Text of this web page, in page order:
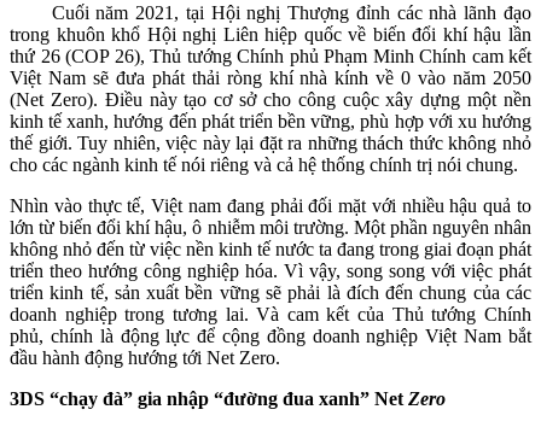
Cuối năm 2021, tại Hội nghị Thượng đỉnh các nhà lãnh đạo
trong khuôn khổ Hội nghị Liên hiệp quốc về biến đổi khí hậu lần
thứ 26 (COP 26), Thủ tướng Chính phủ Phạm Minh Chính cam kết
Việt Nam sẽ đưa phát thải ròng khí nhà kính về 0 vào năm 2050
(Net Zero). Điều này tạo cơ sở cho công cuộc xây dựng một nền
kinh tế xanh, hướng đến phát triển bền vững, phù hợp với xu hướng
thế giới. Tuy nhiên, việc này lại đặt ra những thách thức không nhỏ
cho các ngành kinh tế nói riêng và cả hệ thống chính trị nói chung.
Nhìn vào thực tế, Việt nam đang phải đối mặt với nhiều hậu quả to
lớn từ biến đổi khí hậu, ô nhiễm môi trường. Một phần nguyên nhân
không nhỏ đến từ việc nền kinh tế nước ta đang trong giai đoạn phát
triển theo hướng công nghiệp hóa. Vì vậy, song song với việc phát
triển kinh tế, sản xuất bền vững sẽ phải là đích đến chung của các
doanh nghiệp trong tương lai. Và cam kết của Thủ tướng Chính
phủ, chính là động lực để cộng đồng doanh nghiệp Việt Nam bắt
đầu hành động hướng tới Net Zero.
3DS “chạy đà” gia nhập “đường đua xanh” Net Zero